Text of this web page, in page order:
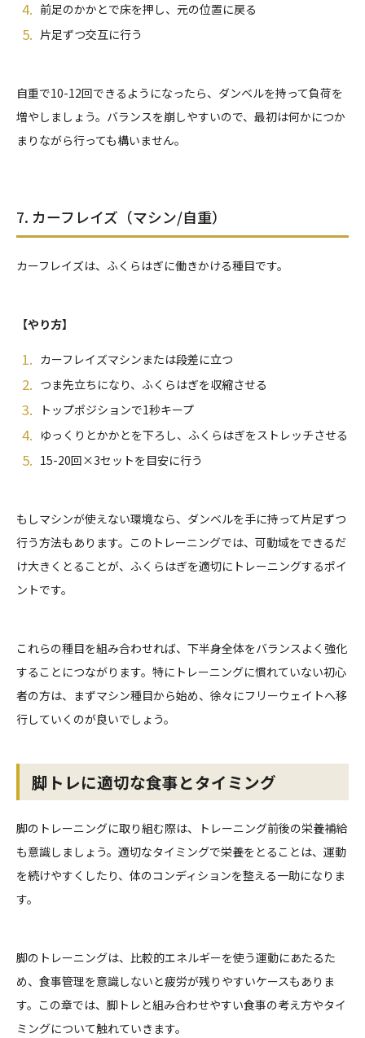
前足のかかとで床を押し、元の位置に戻る
片足ずつ交互に行う
自重で10-12回できるようになったら、ダンベルを持って負荷を
増やしましょう。バランスを崩しやすいので、最初は何かにつか
まりながら行っても構いません。
7. カーフレイズ（マシン/自重）
カーフレイズは、ふくらはぎに働きかける種目です。
【やり方】
カーフレイズマシンまたは段差に立つ
つま先立ちになり、ふくらはぎを収縮させる
トップポジションで1秒キープ
ゆっくりとかかとを下ろし、ふくらはぎをストレッチさせる
15-20回×3セットを目安に行う
もしマシンが使えない環境なら、ダンベルを手に持って片足ずつ
行う方法もあります。このトレーニングでは、可動域をできるだ
け大きくとることが、ふくらはぎを適切にトレーニングするポイ
ントです。
これらの種目を組み合わせれば、下半身全体をバランスよく強化
することにつながります。特にトレーニングに慣れていない初心
者の方は、まずマシン種目から始め、徐々にフリーウェイトへ移
行していくのが良いでしょう。
脚トレに適切な食事とタイミング
脚のトレーニングに取り組む際は、トレーニング前後の栄養補給
も意識しましょう。適切なタイミングで栄養をとることは、運動
を続けやすくしたり、体のコンディションを整える一助になりま
す。
脚のトレーニングは、比較的エネルギーを使う運動にあたるた
め、食事管理を意識しないと疲労が残りやすいケースもありま
す。この章では、脚トレと組み合わせやすい食事の考え方やタイ
ミングについて触れていきます。